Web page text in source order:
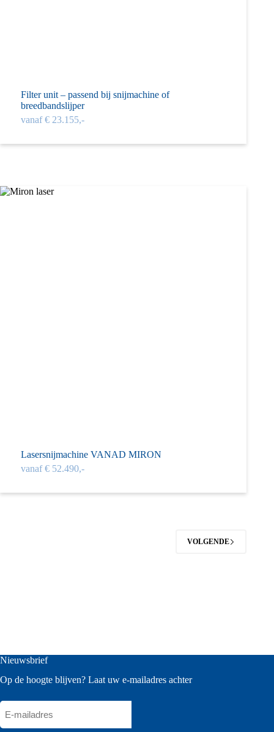
Filter unit – passend bij snijmachine of
breedbandslijper
vanaf € 23.155,-
Lasersnij­machine VANAD MIRON
vanaf € 52.490,-
VOLGENDE
Nieuwsbrief
Op de hoogte blijven? Laat uw e-mailadres achter
E-
mailadres